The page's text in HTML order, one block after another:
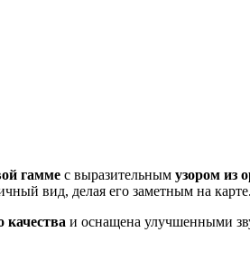
гамме с выразительным узором из
вид, делая его заметным на
качества и оснащена улучшенными